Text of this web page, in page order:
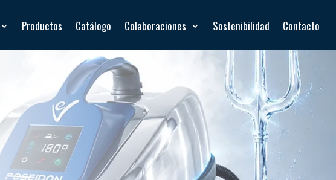
Productos Catálogo Colaboraciones Sostenibilidad Contacto